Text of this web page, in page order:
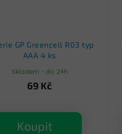
GP Greencell R03 typ
AAA 4 ks
Skladem - do 24h
69 Kč
Koupit